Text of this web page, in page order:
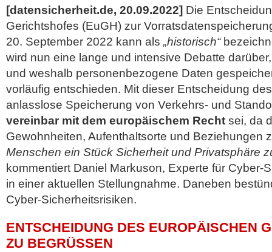
[datensicherheit.de, 20.09.2022] Die
Gerichtshofes (EuGH) zur
20. September 2022 kann als „historisch“
wird nun eine lange und intensive Debatte
und weshalb personenbezogene Daten
vorläufig entschieden. Mit dieser Entscheidung
anlasslose Speicherung von Verkehrs- und
vereinbar mit dem europäischem Recht sei, da
Gewohnheiten, Aufenthaltsorte und Beziehungen
Menschen ein Stück Sicherheit und Privatsphäre
kommentiert Daniel Markuson, Experte für Cyber-
in einer aktuellen Stellungnahme. Daneben
Cyber-Sicherheitsrisiken.
ENTSCHEIDUNG DES EUROPÄISCHEN
ZU BEGRÜSSEN